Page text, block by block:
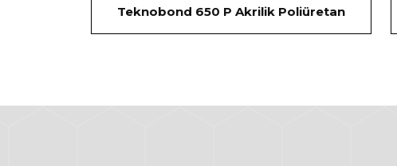
Teknobond 650 P Akrilik Poliüretan